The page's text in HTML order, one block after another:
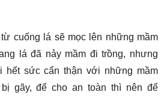
cuống lá sẽ mọc lên những mầm
lá đã nảy mầm đi trồng, nhưng
hết sức cẩn thận với những mầm
gãy, để cho an toàn thì nên để